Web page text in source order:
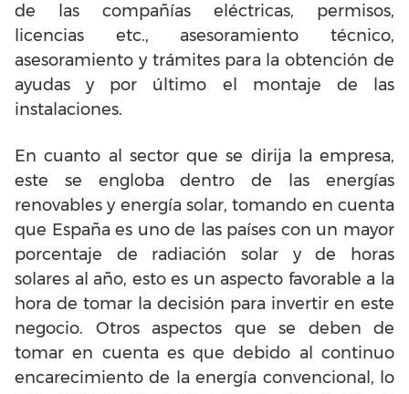
de las compañías eléctricas, permisos,
licencias etc., asesoramiento técnico,
asesoramiento y trámites para la obtención de
ayudas y por último el montaje de las
instalaciones.
En cuanto al sector que se dirija la empresa,
este se engloba dentro de las energías
renovables y energía solar, tomando en cuenta
que España es uno de las países con un mayor
porcentaje de radiación solar y de horas
solares al año, esto es un aspecto favorable a la
hora de tomar la decisión para invertir en este
negocio. Otros aspectos que se deben de
tomar en cuenta es que debido al continuo
encarecimiento de la energía convencional, lo